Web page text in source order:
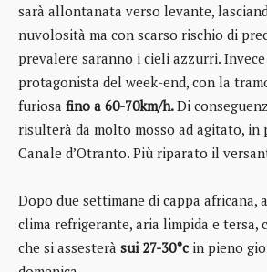
sarà allontanata verso levante,
nuvolosità ma con scarso rischio di
prevalere saranno i cieli azzurri.
protagonista del week-end, con la
furiosa fino a 60-70km/h.Di
risulterà da molto mosso ad agitato, in
Canale d’Otranto. Più riparato il
Dopo due settimane di cappa africana,
clima refrigerante, aria limpida e tersa,
che si assesterà sui 27-30°c in pieno